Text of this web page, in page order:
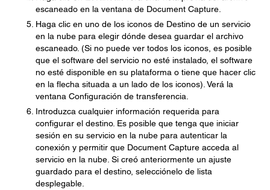
escaneado en la ventana de Document Capture.
Haga clic en uno de los iconos de Destino de un servicio
en la nube para elegir dónde desea guardar el archivo
escaneado. (Si no puede ver todos los iconos, es posible
que el software del servicio no esté instalado, el software
no esté disponible en su plataforma o tiene que hacer clic
en la flecha situada a un lado de los iconos). Verá la
ventana Configuración de transferencia.
Introduzca cualquier información requerida para
configurar el destino. Es posible que tenga que iniciar
sesión en su servicio en la nube para autenticar la
conexión y permitir que Document Capture acceda al
servicio en la nube. Si creó anteriormente un ajuste
guardado para el destino, selecciónelo de lista
desplegable.